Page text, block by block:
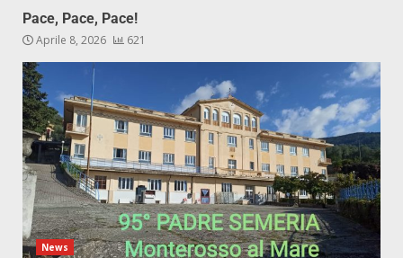
Pace, Pace, Pace!
Aprile 8, 2026 621
News